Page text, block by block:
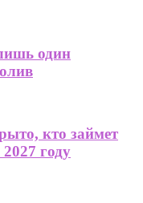
один
кто займет
году